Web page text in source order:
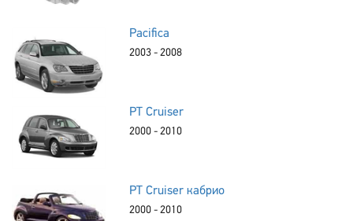
Pacifica
2003 - 2008
PT Cruiser
2000 - 2010
PT Cruiser кабрио
2000 - 2010